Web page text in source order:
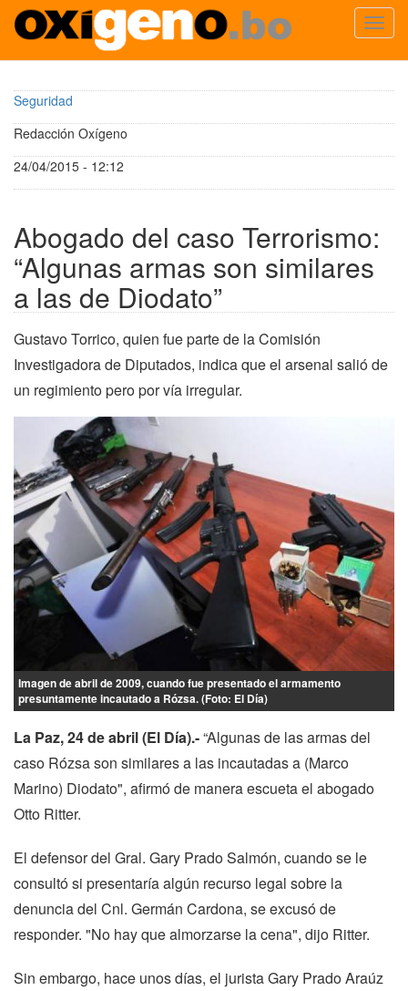
contenido
principal
Seguridad
Redacción Oxígeno
24/04/2015 - 12:12
Abogado del caso Terrorismo:
“Algunas armas son similares
a las de Diodato”
Gustavo Torrico, quien fue parte de la Comisión
Investigadora de Diputados, indica que el arsenal salió de
un regimiento pero por vía irregular.
Imagen de abril de 2009, cuando fue presentado el armamento
presuntamente incautado a Rózsa. (Foto: El Día)
La Paz, 24 de abril (El Día).-“Algunas de las armas del
caso Rózsa son similares a las incautadas a (Marco
Marino) Diodato", afirmó de manera escueta el abogado
Otto Ritter.
El defensor del Gral. Gary Prado Salmón, cuando se le
consultó si presentaría algún recurso legal sobre la
denuncia del Cnl. Germán Cardona, se excusó de
responder. "No hay que almorzarse la cena", dijo Ritter.
Sin embargo, hace unos días, el jurista Gary Prado Araúz